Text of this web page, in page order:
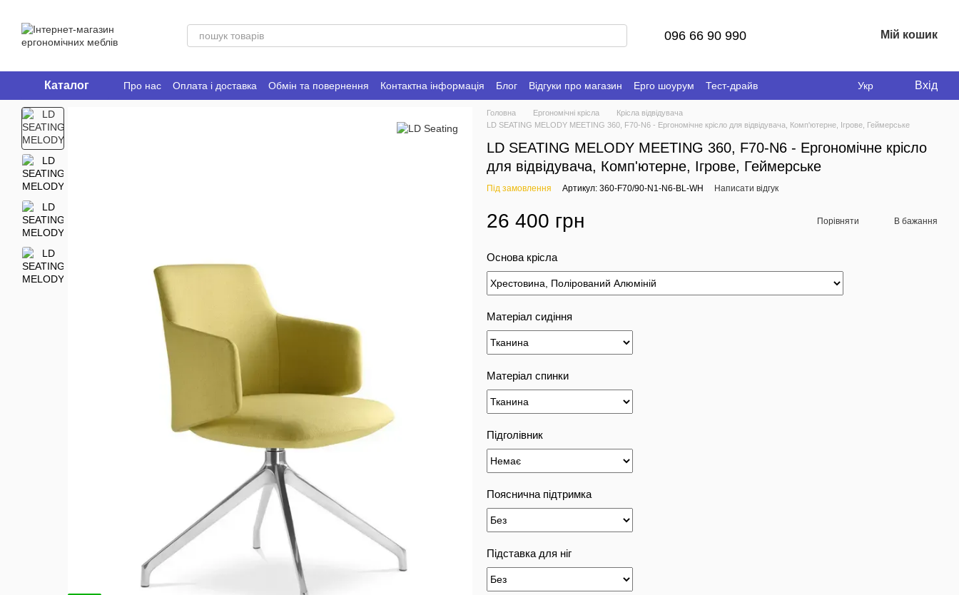
096 66 90 990 Мій кошик
Каталог Про нас Оплата і доставка Обмін та повернення Контактна інформація Блог Відгуки про магазин Ерго шоурум
Тест-драйв
Ergo Place Club
Укр Вхід
Головна Ергономічні крісла
Крісла відвідувача
LD SEATING MELODY MEETING 360, F70-N6 - Ергономічне крісло для відвідувача, Комп'ютерне, Ігрове, Геймерське
LD SEATING MELODY MEETING 360, F70-N6 - Ергономічне крісло
для відвідувача, Комп'ютерне, Ігрове, Геймерське
Під замовлення Артикул: 360-F70/90-N1-N6-BL-WH Написати відгук
26 400 грн Порівняти В бажання
Основа крісла
Матеріал сидіння
Матеріал спинки
Підголівник
Пояснична підтримка
Підставка для ніг